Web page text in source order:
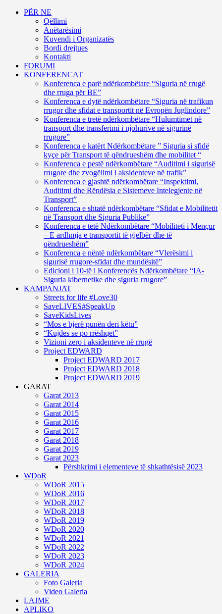
PËR NE
Qëllimi
Anëtarësimi
Kuvendi i Organizatës
Bordi drejtues
Kontakti
FORUMI
KONFERENCAT
Konferenca e parë ndërkombëtare “Siguria në rrugë
dhe rruga për BE”
Konferenca e dytë ndërkombëtare “Siguria në trafikun
rrugor dhe sfidat e transportit në Evropën Juglindore”
Konferenca e tretë ndërkombëtare “Hulumtimet në
transport dhe transferimi i njohurive në sigurinë
rrugore”
Konferenca e katërt Ndërkombëtare ” Siguria si sfidë
kyçe për Transport të qëndrueshëm dhe mobilitet “
Konferenca e pestë ndërkombëtare “Auditimi i sigurisë
rrugore dhe zvogëlimi i aksidenteve në trafik”
Konferenca e gjashtë ndërkombëtare “Inspektimi,
Auditimi dhe Rëndësia e Sistemeve Intelegjente në
Transport”
Konferenca e shtatë ndërkombëtare “Sfidat e Mobilitetit
në Transport dhe Siguria Publike”
Konferenca e tetë Ndërkombëtare “Mobiliteti i Mençur
– E ardhmja e transportit të gjelbër dhe të
qëndrueshëm”
Konferenca e nëntë ndërkombëtare “Vlerësimi i
sigurisë rrugore-sfidat dhe mundësitë”
Edicioni i 10-të i Konferencës Ndërkombëtare “IA-
Siguria kibernetike dhe siguria rrugore”
KAMPANJAT
Streets for life #Love30
SaveLIVES#SpeakUp
SaveKidsLives
“Mos e bjerë punën deri këtu”
“Kujdes se po rrëshqet”
Vizioni zero i aksidenteve në rrugë
Project EDWARD
Project EDWARD 2017
Project EDWARD 2018
Project EDWARD 2019
GARAT
Garat 2013
Garat 2014
Garat 2015
Garat 2016
Garat 2017
Garat 2018
Garat 2019
Garat 2023
Përshkrimi i elementeve të shkathtësisë 2023
WDoR
WDoR 2015
WDoR 2016
WDoR 2017
WDoR 2018
WDoR 2019
WDoR 2020
WDoR 2021
WDoR 2022
WDoR 2023
WDoR 2024
GALERIA
Foto Galeria
Video Galeria
LAJME
APLIKO